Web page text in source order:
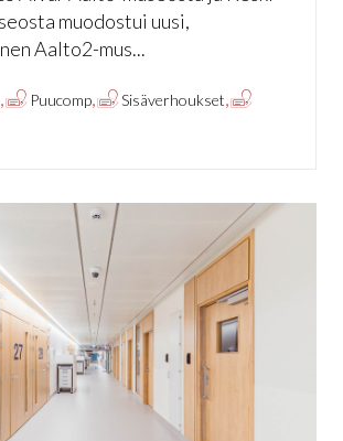
muodostui uusi,
Aalto2-mus...
, Puucomp, Sisäverhoukset,